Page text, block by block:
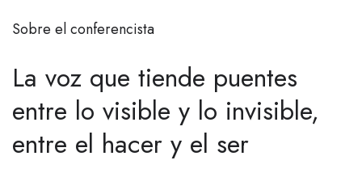
Sobre el conferencista
La voz que tiende puentes
entre lo visible y lo invisible,
entre el hacer y el ser